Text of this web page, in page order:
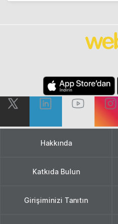
Hakkında
Katkıda Bulun
Girişiminizi Tanıtın